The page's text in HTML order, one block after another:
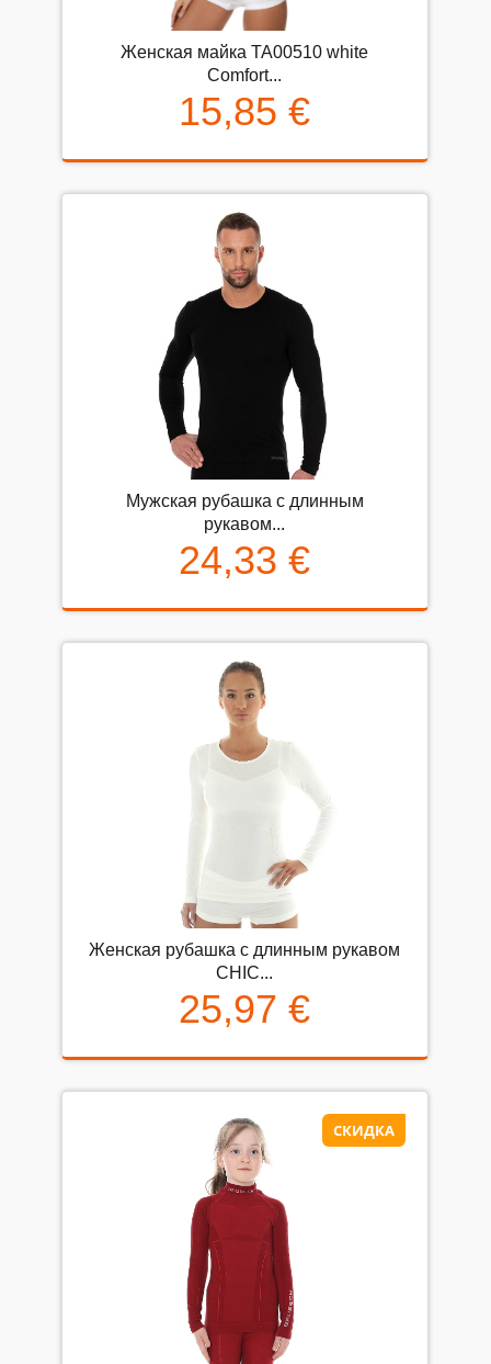
Женская майка TA00510 white
Comfort...
15,85 €
Мужская рубашка с длинным
рукавом...
24,33 €
Женская рубашка с длинным рукавом
CHIC...
25,97 €
СКИДКА